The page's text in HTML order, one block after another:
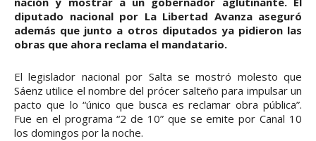
diputado nacional por La Libertad Avanza aseguró
además que junto a otros diputados ya pidieron las
obras que ahora reclama el mandatario.
El legislador nacional por Salta se mostró molesto que
Sáenz utilice el nombre del prócer salteño para impulsar un
pacto que lo “único que busca es reclamar obra pública”.
Fue en el programa “2 de 10” que se emite por Canal 10
los domingos por la noche.